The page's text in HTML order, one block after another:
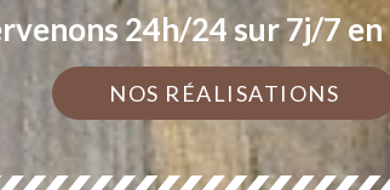
24h/24 sur 7j/7 en
NOS RÉALISATIONS